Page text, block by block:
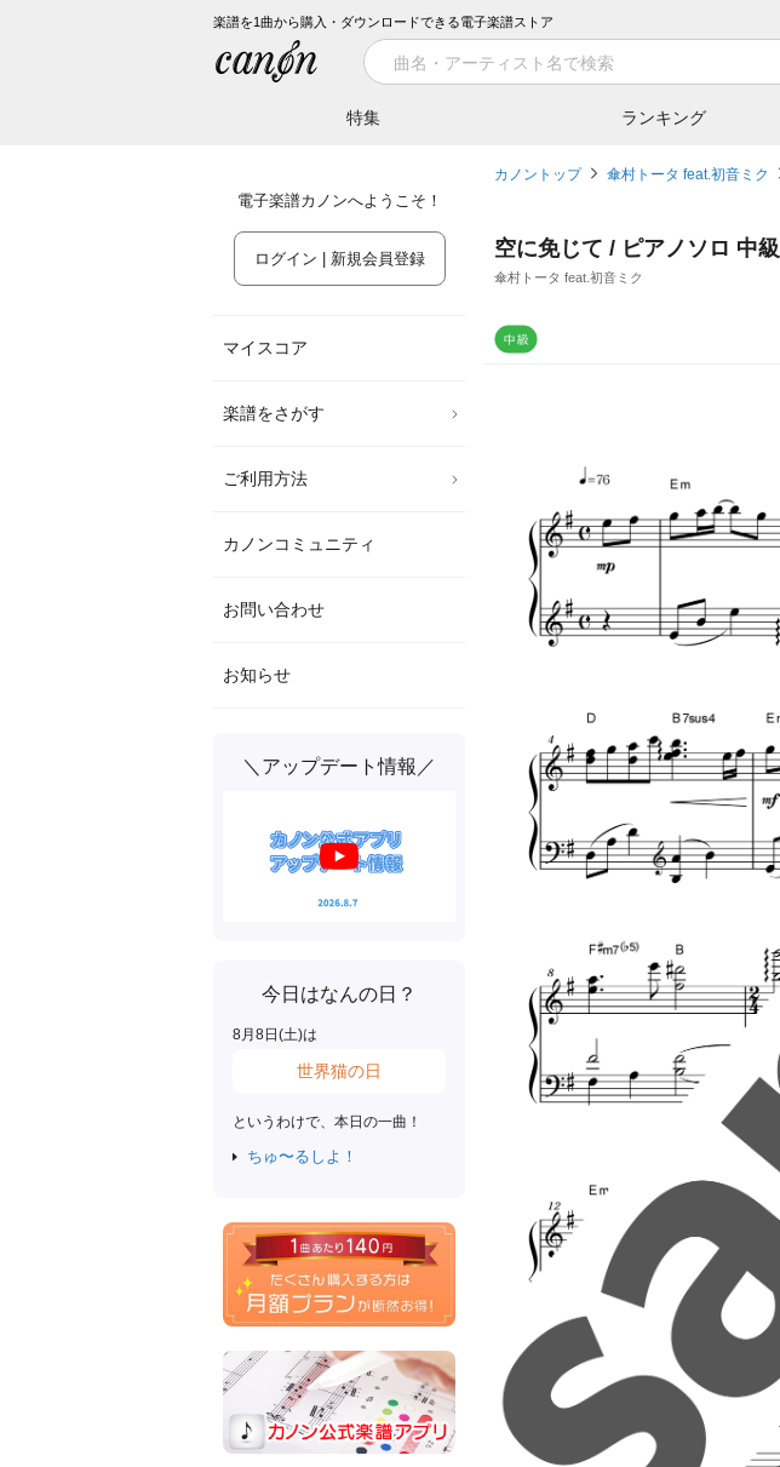
楽譜を1曲から購入・ダウンロードできる電子楽譜ストア
特集 ランキング
電子楽譜カノンへようこそ！
ログイン | 新規会員登録
マイスコア
楽譜をさがす
ご利用方法
カノンコミュニティ
お問い合わせ
お知らせ
＼アップデート情報／
今日はなんの日？
8月 8日(土)は
世界猫の日
というわけで、本日の一曲！
ちゅ〜るしよ！
カノントップ 傘村トータ feat.初音ミク
空に免じて / ピアノソロ 中級
傘村トータ feat.初音ミク